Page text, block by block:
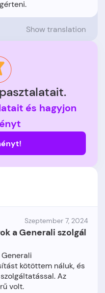
Show translation
és hagyjon
Szeptember 7, 2024
a Generali szolgál
kötöttem náluk, és
Az